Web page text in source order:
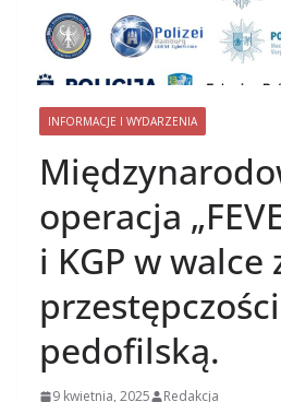
INFORMACJE I WYDARZENIA
operacja
i KGP w walce
pedofilską.
9 kwietnia, 2025 Redakcja